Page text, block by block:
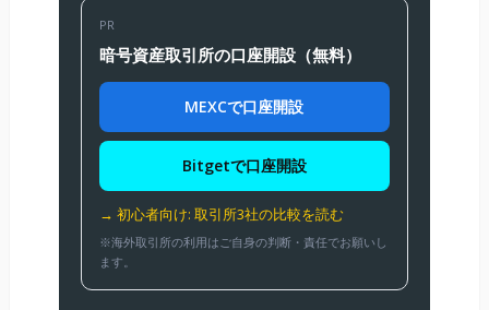
PR
暗号資産取引所の口座開設（無料）
MEXCで口座開設
Bitgetで口座開設
→ 初心者向け: 取引所3社の比較を読む
※海外取引所の利用はご自身の判断・責任でお願いし
ます。